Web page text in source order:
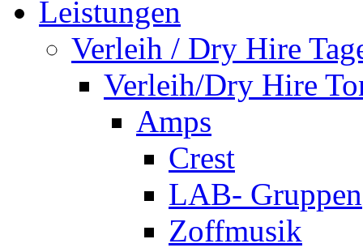
Leistungen
Verleih / Dry Hire
Verleih/Dry Hire
Amps
Crest
LAB- Gruppen
Zoffmusik